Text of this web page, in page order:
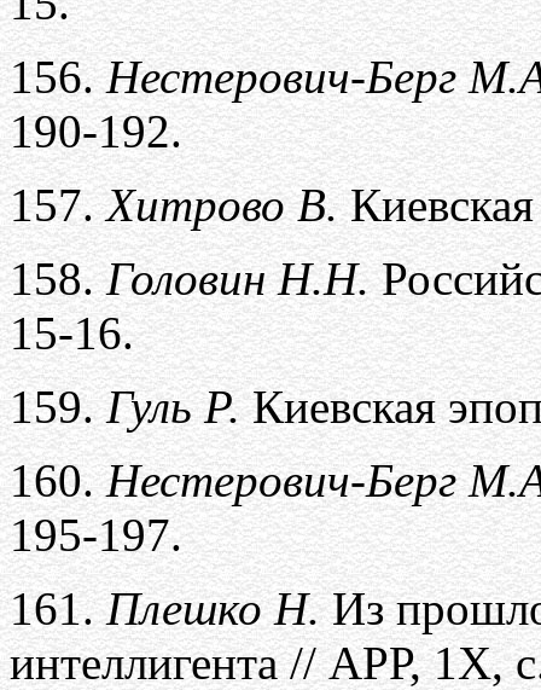
156.Нестерович-Берг
190-192.
157.Хитрово В.
158.Головин Н.Н.
15-16.
159.Гуль Р.Киевская
160.Нестерович-Берг
195-197.
161.Плешко Н.Из
интеллигента // АРР, 1Х,